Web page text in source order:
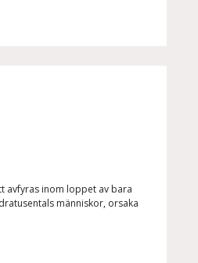
avfyras inom loppet av bara
människor, orsaka